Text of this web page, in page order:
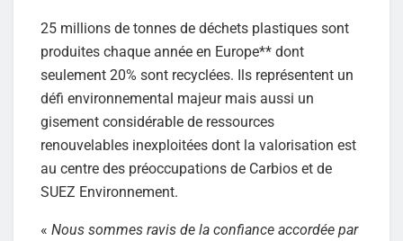
25 millions de tonnes de déchets plastiques sont
produites chaque année en Europe** dont
seulement 20% sont recyclées. Ils représentent un
défi environnemental majeur mais aussi un
gisement considérable de ressources
renouvelables inexploitées dont la valorisation est
au centre des préoccupations de Carbios et de
SUEZ Environnement.
« Nous sommes ravis de la confiance accordée par